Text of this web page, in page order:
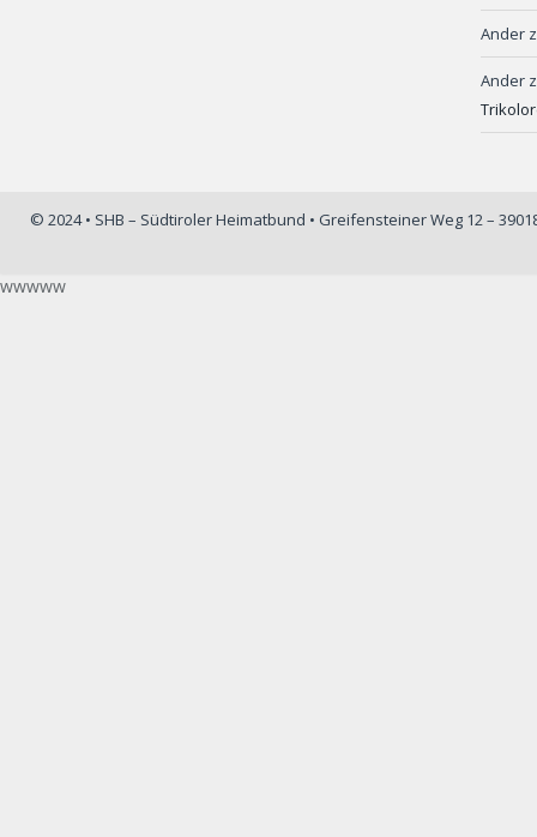
Ander
Ander
© 2024 • SHB – Südtiroler Heimatbund • Greifensteiner Weg 12 –
wwwww